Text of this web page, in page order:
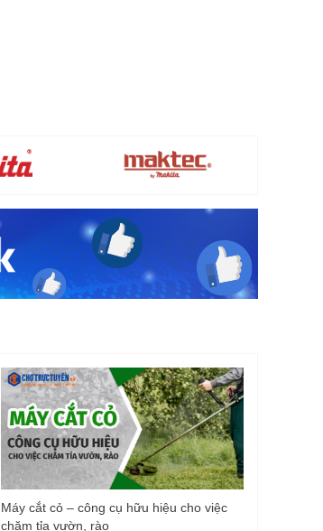
Máy cắt cỏ – công cụ hữu hiệu cho việc
chăm tỉa vườn, rào